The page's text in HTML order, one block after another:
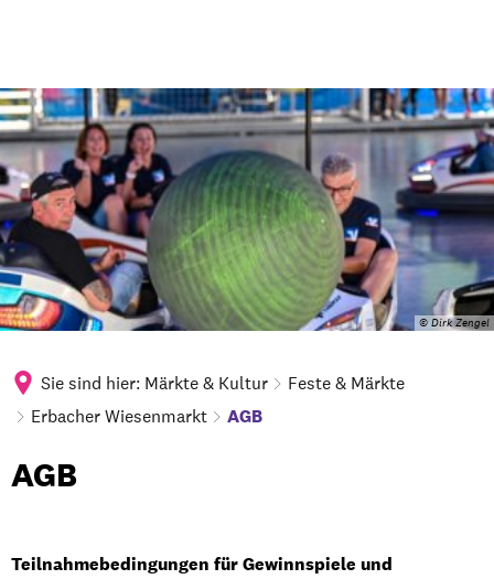
© Dirk Zengel
Sie sind hier: Märkte & Kultur
Feste & Märkte
Erbacher Wiesenmarkt
AGB
AGB
AGB
Teilnahmebedingungen für Gewinnspiele und